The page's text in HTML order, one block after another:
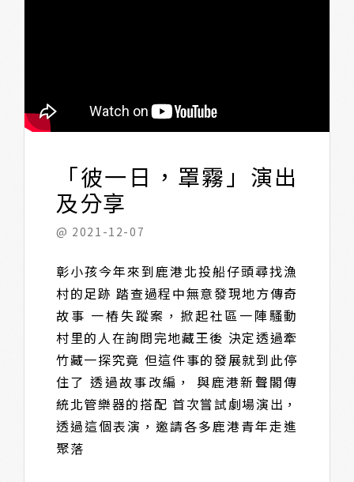
「彼一日，罩霧」演出
及分享
@ 2021-12-07
彰小孩今年來到鹿港北投船仔頭尋找漁
村的足跡 踏查過程中無意發現地方傳奇
故事 一樁失蹤案，掀起社區一陣騷動
村里的人在詢問完地藏王後 決定透過牽
竹藏一探究竟 但這件事的發展就到此停
住了 透過故事改編， 與鹿港新聲閣傳
統北管樂器的搭配 首次嘗試劇場演出，
透過這個表演，邀請各多鹿港青年走進
聚落